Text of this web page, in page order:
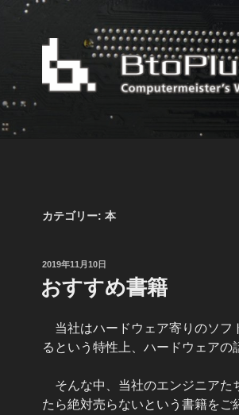
BTOPLUS JP
カテゴリー: 本
投
日:
2019年11月10日
おすすめ書籍
当社はハードウェア寄りのソフ
るという特性上、ハードウェアの
そんな中、当社のエンジニアた
たら絶対売らないという書籍をご